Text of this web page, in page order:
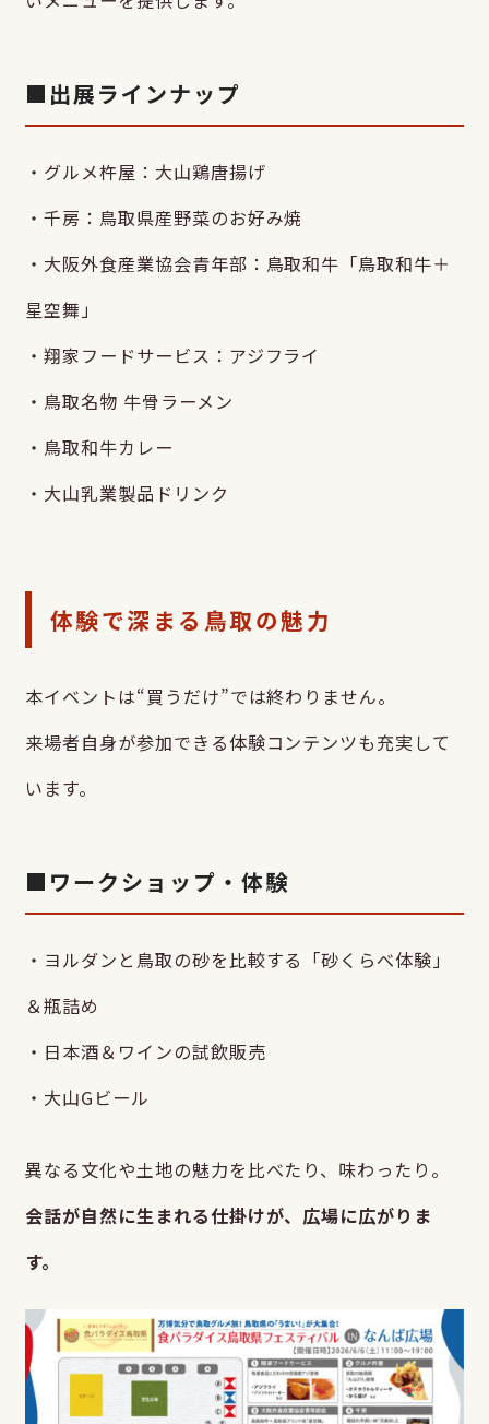
■出展ラインナップ
・グルメ杵屋：大山鶏唐揚げ
・千房：鳥取県産野菜のお好み焼
・大阪外食産業協会青年部：鳥取和牛「鳥取和牛＋
星空舞」
・翔家フードサービス：アジフライ
・鳥取名物 牛骨ラーメン
・鳥取和牛カレー
・大山乳業製品ドリンク
体験で深まる鳥取の魅力
本イベントは“買うだけ”では終わりません。
来場者自身が参加できる体験コンテンツも充実して
います。
■ワークショップ・体験
・ヨルダンと鳥取の砂を比較する「砂くらべ体験」
＆瓶詰め
・日本酒＆ワインの試飲販売
・大山Gビール
異なる文化や土地の魅力を比べたり、味わったり。
会話が自然に生まれる仕掛けが、広場に広がりま
す。